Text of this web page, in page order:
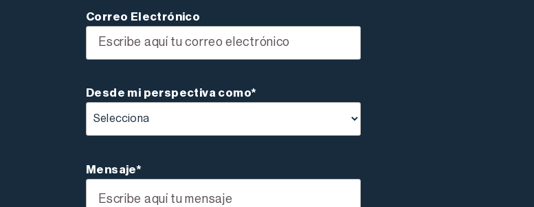
Correo Electrónico
Desde mi perspectiva como*
Mensaje*